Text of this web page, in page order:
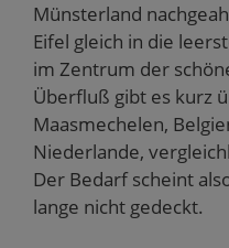
Münsterland
Eifel gleich in die
im Zentrum der
Überfluß gibt es kurz
Maasmechelen,
Niederlande,
Der Bedarf scheint
lange nicht gedeckt.